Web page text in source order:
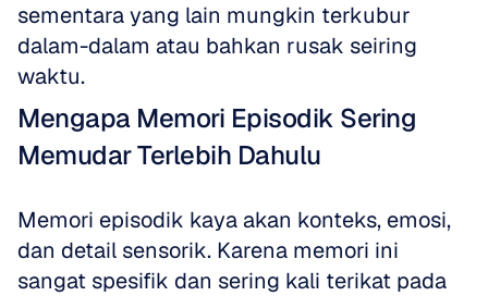
sementara yang lain mungkin terkubur
dalam-dalam atau bahkan rusak seiring
waktu.
Mengapa Memori Episodik Sering
Memudar Terlebih Dahulu
Memori episodik kaya akan konteks, emosi,
dan detail sensorik. Karena memori ini
sangat spesifik dan sering kali terikat pada